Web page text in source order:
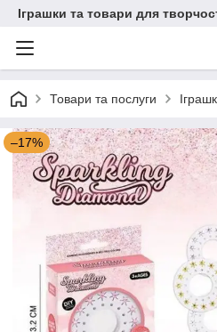
Іграшки та товари для
Товари та послуги
–17%